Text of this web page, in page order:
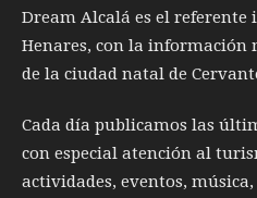
Dream Alcalá es el
Henares, con la información
de la ciudad natal de
Cada día publicamos las
con especial atención al
actividades, eventos,